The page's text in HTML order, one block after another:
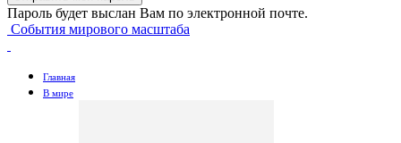
Пароль будет выслан Вам по электронной почте.
События мирового масштаба
Главная
В мире